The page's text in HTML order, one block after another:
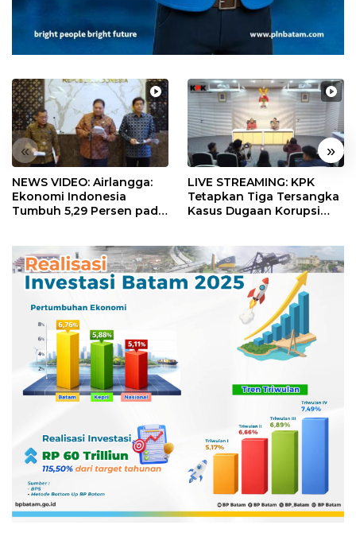
« »
NEWS VIDEO: Airlangga:
Ekonomi Indonesia
Tumbuh 5,29 Persen pada
LIVE STREAMING: KPK
Tetapkan Tiga Tersangka
Kasus Dugaan Korupsi